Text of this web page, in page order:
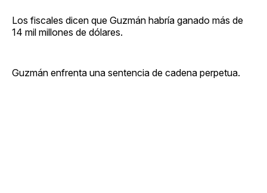
Los fiscales dicen que Guzmán habría ganado más de
14 mil millones de dólares.
Guzmán enfrenta una sentencia de cadena perpetua.